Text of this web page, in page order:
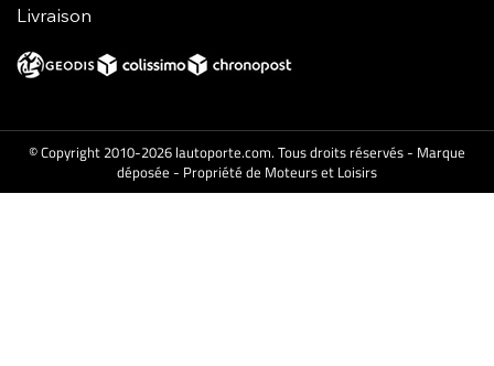
Livraison
© Copyright 2010-2026 lautoporte.com. Tous droits réservés - Marque
déposée - Propriété de Moteurs et Loisirs